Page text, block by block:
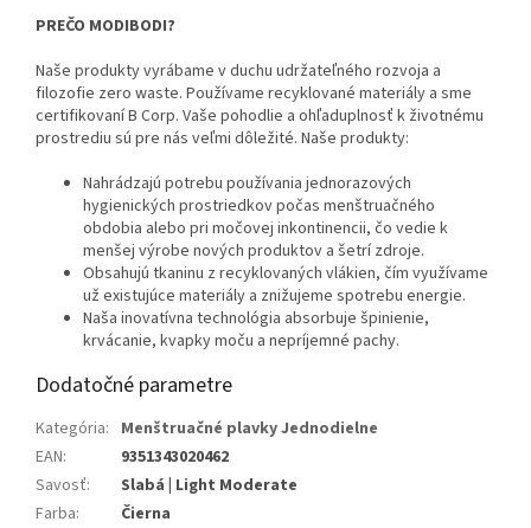
PREČO MODIBODI?
Naše produkty vyrábame v duchu udržateľného rozvoja a
filozofie zero waste. Používame recyklované materiály a sme
certifikovaní B Corp. Vaše pohodlie a ohľaduplnosť k životnému
prostrediu sú pre nás veľmi dôležité. Naše produkty:
Nahrádzajú potrebu používania jednorazových
hygienických prostriedkov počas menštruačného
obdobia alebo pri močovej inkontinencii, čo vedie k
menšej výrobe nových produktov a šetrí zdroje.
Obsahujú tkaninu z recyklovaných vlákien, čím využívame
už existujúce materiály a znižujeme spotrebu energie.
Naša inovatívna technológia absorbuje špinienie,
krvácanie, kvapky moču a nepríjemné pachy.
Dodatočné parametre
Kategória: Menštruačné plavky Jednodielne
EAN:
9351343020462
Savosť:
Slabá | Light Moderate
Farba:
Čierna